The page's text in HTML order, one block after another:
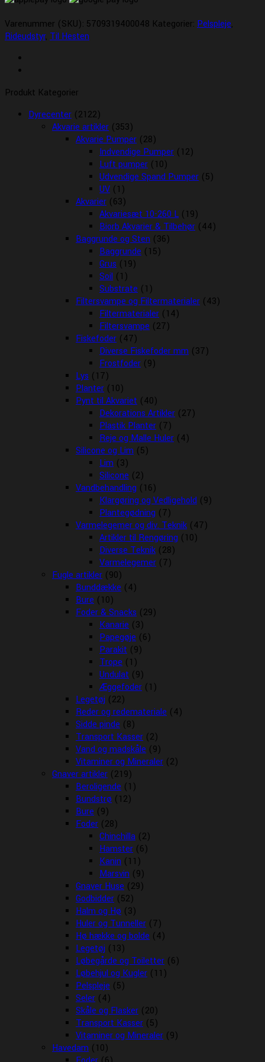
Varenummer (SKU): 5709319400048 Kategorier: Pelspleje,
Rideudstyr, Til Hesten
Produkt Kategorier
Dyrecenter (2122)
Akvarie artikler (353)
Akvarie Pumper (28)
Indvendige Pumper (12)
Luft pumper (10)
Udvendige Spand Pumper (5)
UV (1)
Akvarier (63)
Akvariesæt 10-260 L (19)
Biorb Akvarier & Tilbehør (44)
Baggrunde og Sten (36)
Baggrunde (15)
Grus (19)
Soil (1)
Substrate (1)
Filtersvampe og Filtermaterialer (43)
Filtermaterialer (14)
Filtersvampe (27)
Fiskefoder (47)
Diverse Fiskefoder mm (37)
Frostfoder (9)
Lys (17)
Planter (10)
Pynt til Akvariet (40)
Dekorations Artikler (27)
Plastik Planter (7)
Reje og Malle Huler (4)
Silicone og Lim (5)
Lim (3)
Silicone (2)
Vandbehandling (16)
Klargøring og Vedligehold (9)
Plantegødning (7)
Varmelegemer og div. Teknik (47)
Artikler til Rengøring (10)
Diverse Teknik (28)
Varmelegemer (7)
Fugle artikler (90)
Bunddække (4)
Bure (10)
Foder & Snacks (29)
Kanarie (3)
Papegøje (6)
Parakit (9)
Trope (1)
Undulat (9)
Æggefoder (1)
Legetøj (22)
Reder og redemateriale (4)
Sidde pinde (8)
Transport Kasser (2)
Vand og madskåle (9)
Vitaminer og Mineraler (2)
Gnaver artikler (219)
Beroligende (1)
Bundstrø (12)
Bure (9)
Foder (28)
Chinchilla (2)
Hamster (6)
Kanin (11)
Marsvin (9)
Gnaver Huse (29)
Godbidder (52)
Halm og Hø (3)
Huler og Tunneller (7)
Hø hække og bolde (4)
Legetøj (13)
Løbegårde og Toiletter (6)
Løbehjul og Kugler (11)
Pelspleje (5)
Seler (4)
Skåle og Flasker (20)
Transport Kasser (5)
Vitaminer og Mineraler (9)
Havedam (10)